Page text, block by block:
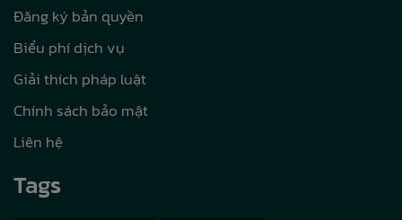
Đăng ký bản quyền
Biểu phí dịch vụ
Giải thích pháp luật
Chính sách bảo mật
Liên hệ
Tags